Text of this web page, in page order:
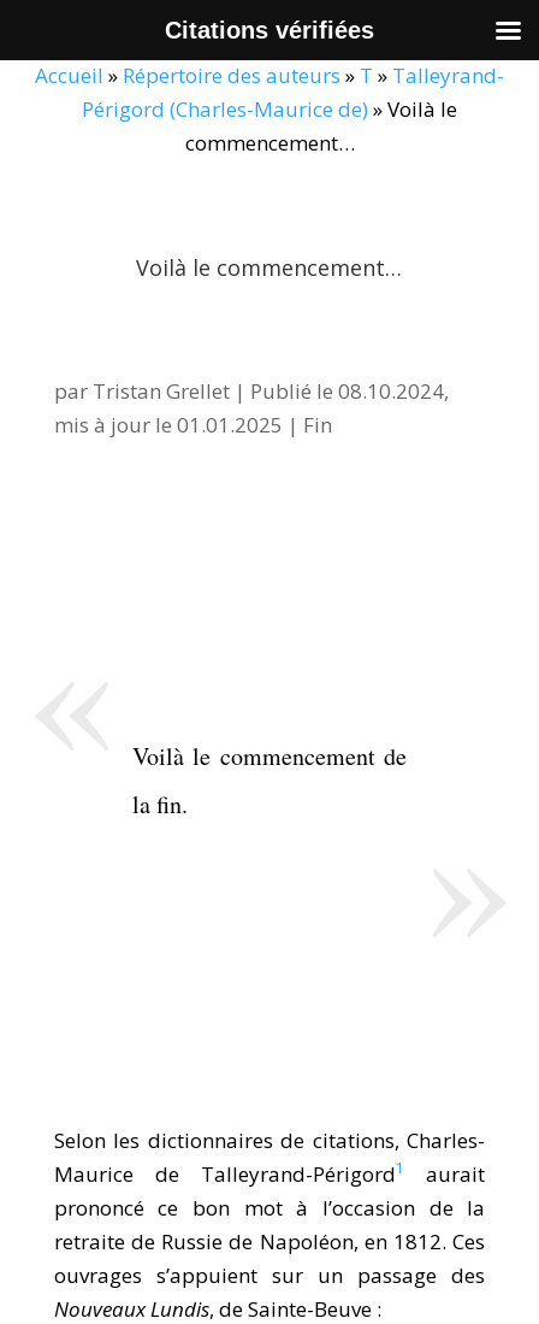
Accueil » Répertoire des auteurs » T » Talleyrand-
Périgord (Charles-Maurice de) »Voilà le
commencement…
Voilà le commencement…
par Tristan Grellet| Publié le 08.10.2024,
mis à jour le 01.01.2025 | Fin
Voilà le commencement de
la fin.
Selon les dictionnaires de citations, Charles-
Maurice de Talleyrand-Périgord1
aurait
prononcé ce bon mot à l’occasion de la
retraite de Russie de Napoléon, en 1812. Ces
ouvrages s’appuient sur un passage des
Nouveaux Lundis, de Sainte-Beuve :
Citations vérifiées